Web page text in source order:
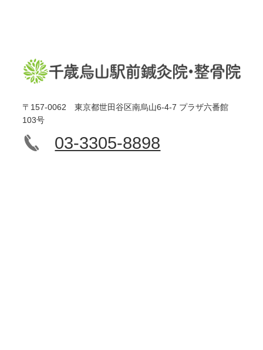
〒157-0062 東京都世田谷区南烏山6-4-7 プラザ六番館
103号
03-3305-8898